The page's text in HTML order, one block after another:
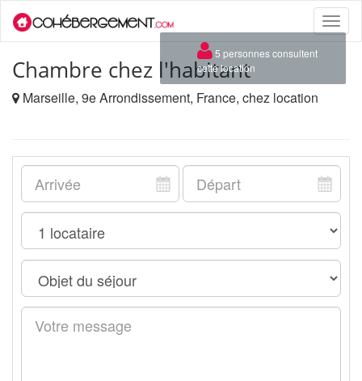
Toggle
Chambre chez l'habitant
Marseille, 9e Arrondissement, France, chez location
×
5 personnes consultent
cette location